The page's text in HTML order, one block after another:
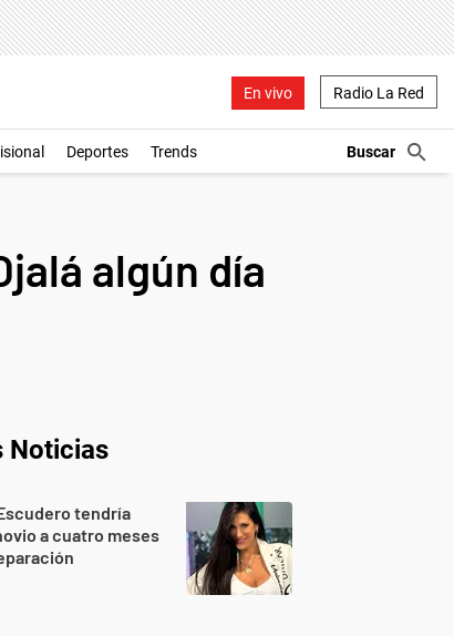
En vivo Radio La Red
Deportes Trends
algún día
Noticias
tendría
a cuatro meses